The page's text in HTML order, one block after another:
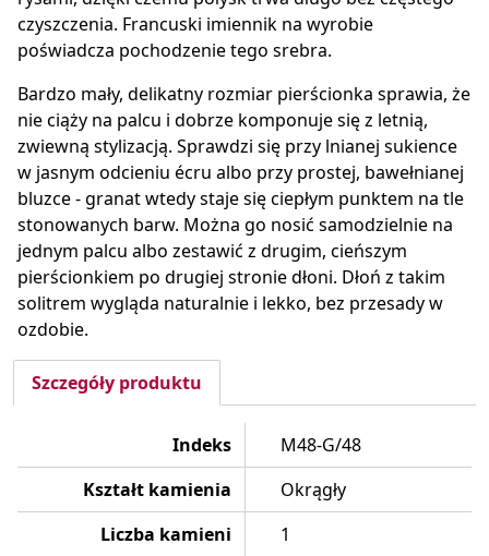
czyszczenia. Francuski imiennik na wyrobie
poświadcza pochodzenie tego srebra.
Bardzo mały, delikatny rozmiar pierścionka sprawia, że
nie ciąży na palcu i dobrze komponuje się z letnią,
zwiewną stylizacją. Sprawdzi się przy lnianej sukience
w jasnym odcieniu écru albo przy prostej, bawełnianej
bluzce - granat wtedy staje się ciepłym punktem na tle
stonowanych barw. Można go nosić samodzielnie na
jednym palcu albo zestawić z drugim, cieńszym
pierścionkiem po drugiej stronie dłoni. Dłoń z takim
solitrem wygląda naturalnie i lekko, bez przesady w
ozdobie.
Szczegóły produktu
Indeks
M48-G/48
Kształt kamienia
Okrągły
Liczba kamieni
1